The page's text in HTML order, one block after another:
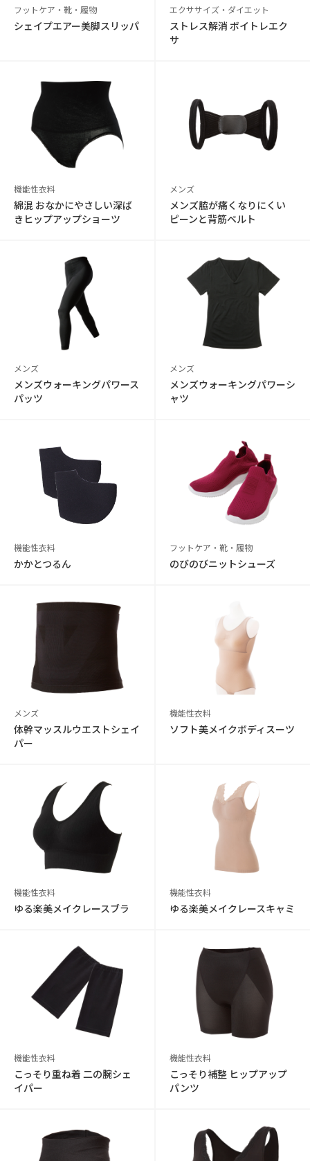
フットケア・靴・履物
シェイプエアー美脚スリッパ
エクササイズ・ダイエット
ストレス解消 ボイトレエク
サ
機能性衣料
綿混 おなかにやさしい深ば
きヒップアップショーツ
メンズ
メンズ脇が痛くなりにくい
ピーンと背筋ベルト
メンズ
メンズウォーキングパワース
パッツ
メンズ
メンズウォーキングパワーシ
ャツ
機能性衣料
かかとつるん
フットケア・靴・履物
のびのびニットシューズ
メンズ
体幹マッスルウエストシェイ
パー
機能性衣料
ソフト美メイクボディスーツ
機能性衣料
ゆる楽美メイクレースブラ
機能性衣料
ゆる楽美メイクレースキャミ
機能性衣料
こっそり重ね着 二の腕シェ
イパー
機能性衣料
こっそり補整 ヒップアップ
パンツ